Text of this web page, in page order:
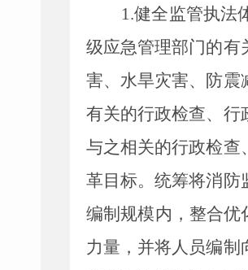
1.健全监管执法
级应急管理部门的有
害、水旱灾害、防震
有关的行政检查、行
与之相关的行政检查
革目标。统筹将消防
编制规模内，整合优
力量，并将人员编制